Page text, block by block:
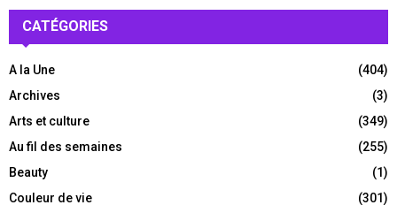
CATÉGORIES
A la Une
(404)
Archives
(3)
Arts et culture
(349)
Au fil des semaines
(255)
Beauty
(1)
Couleur de vie
(301)